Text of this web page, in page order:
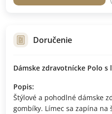
Doručenie
Dámske zdravotnícke Polo
Popis:
Štýlové a pohodlné dámske
gombíky. Límec sa zapína na